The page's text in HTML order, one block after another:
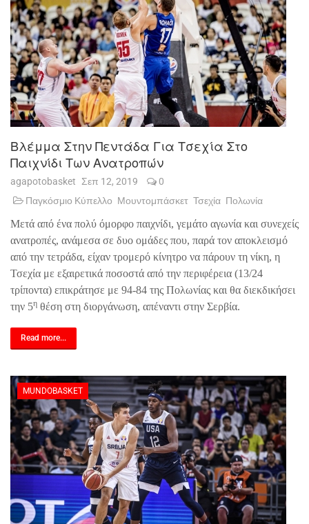
Βλέμμα Στην Πεντάδα Για Τσεχία Στο
Παιχνίδι Των Ανατροπών
agapotobasket Σεπ 12, 2019
0
Παγκόσμιο Κύπελλο Μουντομπάσκετ Τσεχία Πολωνία
Μετά από ένα πολύ όμορφο παιχνίδι, γεμάτο αγωνία και συνεχείς
ανατροπές, ανάμεσα σε δυο ομάδες που, παρά τον αποκλεισμό
από την τετράδα, είχαν τρομερό κίνητρο να πάρουν τη νίκη, η
Τσεχία με εξαιρετικά ποσοστά από την περιφέρεια (13/24
τρίποντα) επικράτησε με 94-84 της Πολωνίας και θα διεκδικήσει
την 5η θέση στη διοργάνωση, απέναντι στην Σερβία.
Read more...
MUNDOBASKET